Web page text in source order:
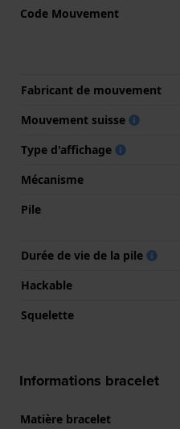
Code Mouvement
Fabricant de mouvement
Mouvement suisse
Type d'affichage
Mécanisme
Pile
Durée de vie de la pile
Hackable
Squelette
Informations bracelet
Matière bracelet